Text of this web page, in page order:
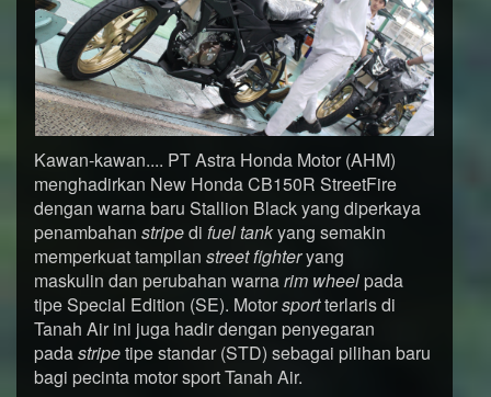
Kawan-kawan.... PT Astra Honda Motor (AHM)
menghadirkan New Honda CB150R StreetFire
dengan warna baru Stallion Black yang diperkaya
penambahan stripedi fuel tankyang semakin
memperkuat tampilan street fighteryang
maskulin dan perubahan warnarim wheelpada
tipe Special Edition (SE). Motorsportterlaris di
Tanah Air ini juga hadir dengan penyegaran
padastripetipe standar (STD) sebagai pilihan baru
bagi pecinta motor sport Tanah Air.